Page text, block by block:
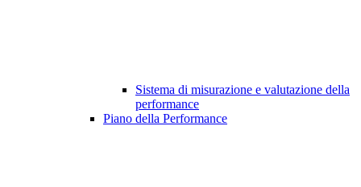
Sistema di misurazione e valutazione della
performance
Piano della Performance